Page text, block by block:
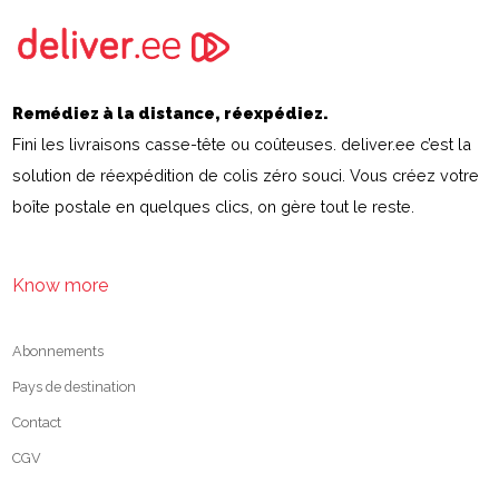
Remédiez à la distance, réexpédiez.
Fini les livraisons casse-tête ou coûteuses. deliver.ee c’est la
solution de réexpédition de colis zéro souci. Vous créez votre
boîte postale en quelques clics, on gère tout le reste.
Know more
Abonnements
Pays de destination
Contact
CGV